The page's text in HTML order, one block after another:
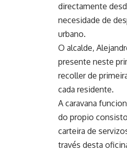
directamente
necesidade de
urbano.
O alcalde,
presente neste
recoller de
cada residente.
A caravana
do propio
carteira de
través desta